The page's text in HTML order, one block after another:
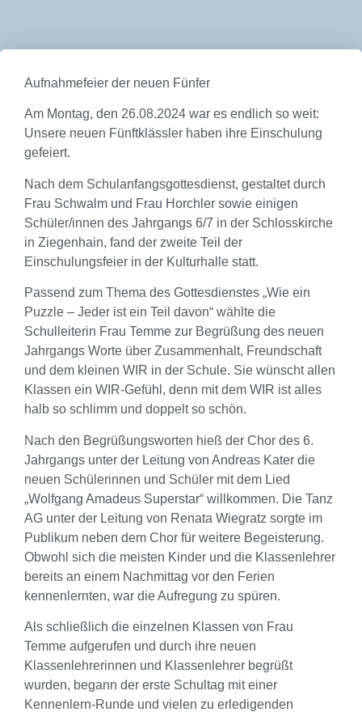
Aufnahmefeier der neuen Fünfer
Am Montag, den 26.08.2024 war es endlich so weit:
Unsere neuen Fünftklässler haben ihre Einschulung
gefeiert.
Nach dem Schulanfangsgottesdienst, gestaltet durch
Frau Schwalm und Frau Horchler sowie einigen
Schüler/innen des Jahrgangs 6/7 in der Schlosskirche
in Ziegenhain, fand der zweite Teil der
Einschulungsfeier in der Kulturhalle statt.
Passend zum Thema des Gottesdienstes „Wie ein
Puzzle – Jeder ist ein Teil davon“ wählte die
Schulleiterin Frau Temme zur Begrüßung des neuen
Jahrgangs Worte über Zusammenhalt, Freundschaft
und dem kleinen WIR in der Schule. Sie wünscht allen
Klassen ein WIR-Gefühl, denn mit dem WIR ist alles
halb so schlimm und doppelt so schön.
Nach den Begrüßungsworten hieß der Chor des 6.
Jahrgangs unter der Leitung von Andreas Kater die
neuen Schülerinnen und Schüler mit dem Lied
„Wolfgang Amadeus Superstar“ willkommen. Die Tanz
AG unter der Leitung von Renata Wiegratz sorgte im
Publikum neben dem Chor für weitere Begeisterung.
Obwohl sich die meisten Kinder und die Klassenlehrer
bereits an einem Nachmittag vor den Ferien
kennenlernten, war die Aufregung zu spüren.
Als schließlich die einzelnen Klassen von Frau
Temme aufgerufen und durch ihre neuen
Klassenlehrerinnen und Klassenlehrer begrüßt
wurden, begann der erste Schultag mit einer
Kennenlern-Runde und vielen zu erledigenden